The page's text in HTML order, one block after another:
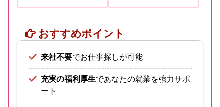
おすすめポイント
来社不要でお仕事探しが可能
充実の福利厚生であなたの就業を強力サポ
ート